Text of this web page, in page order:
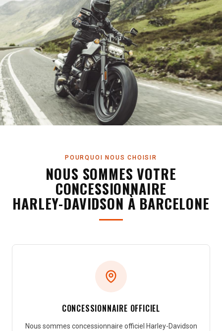
PERSONNALISÉES
POURQUOI NOUS CHOISIR
NOUS SOMMES VOTRE
CONCESSIONNAIRE
HARLEY-DAVIDSON À BARCELONE
CONCESSIONNAIRE OFFICIEL
Nous sommes concessionnaire officiel Harley-Davidson